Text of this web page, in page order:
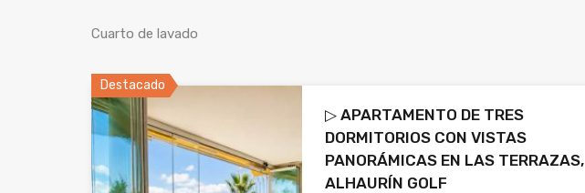
Cuarto de lavado
Destacado
▷ APARTAMENTO DE TRES
DORMITORIOS CON VISTAS
PANORÁMICAS EN LAS TERRAZAS,
ALHAURÍN GOLF